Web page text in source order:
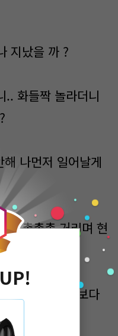
지났을 까 ?
.. 화들짝 놀라더니
나먼저 일어날게
은 총총총 거리며 현
왠지 썰렁함 보다